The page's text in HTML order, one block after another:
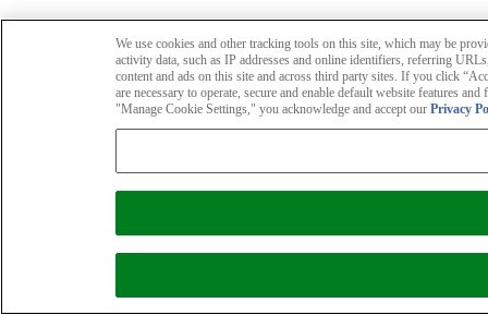
We use cookies and other tracking tools on this site, which may be
activity data, such as IP addresses and online identifiers, referring
content and ads on this site and across third party sites. If you click
are necessary to operate, secure and enable default website features
"Manage Cookie Settings," you acknowledge and accept our Privacy